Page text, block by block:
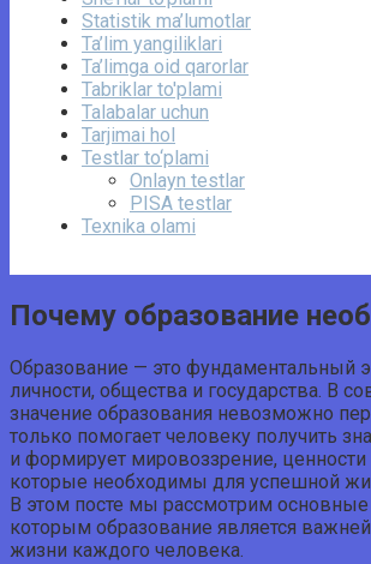
Statistik ma’lumotlar
Ta’lim yangiliklari
Ta’limga oid qarorlar
Tabriklar to'plami
Talabalar uchun
Tarjimai hol
Testlar to‘plami
Onlayn testlar
PISA testlar
Texnika olami
Почему образование
Образование — это фундаментальный
личности, общества и государства. В
значение образования невозможно
только помогает человеку получить
и формирует мировоззрение,
которые необходимы для успешной
В этом посте мы рассмотрим
которым образование является
жизни каждого человека.